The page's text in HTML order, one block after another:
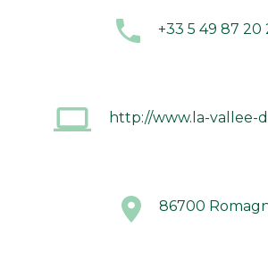
+33 5 49 87 20
http://www.la-vallee-
86700